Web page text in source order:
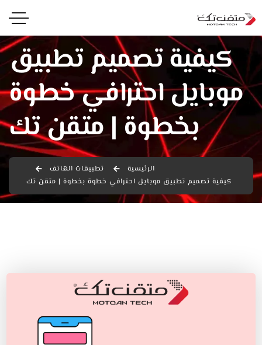
كيفية تصميم تطبيق
موبايل احترافي خطوة
بخطوة | متقن تك
الرئيسية
تطبيقات الهاتف
كيفية تصميم تطبيق موبايل احترافي خطوة بخطوة | متقن تك